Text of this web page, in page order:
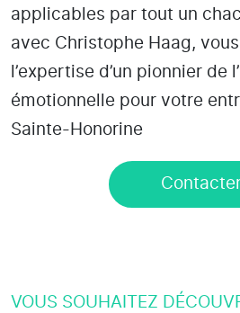
applicables par tout un
avec Christophe Haag,
l’expertise d’un pionnier de
émotionnelle pour votre
Sainte-Honorine
VOUS SOUHAITEZ